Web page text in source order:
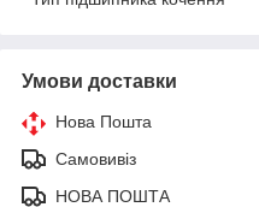
Умови доставки
Нова Пошта
Самовивіз
НОВА ПОШТА